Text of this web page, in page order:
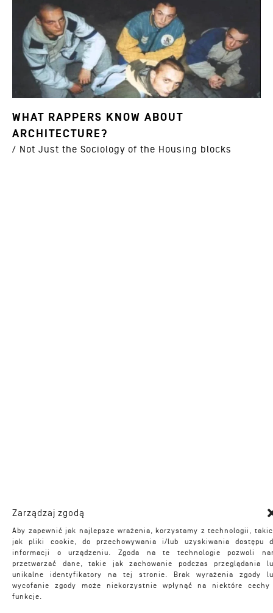
Zarządzaj zgodą
Aby zapewnić jak najlepsze wrażenia, korzystamy z technologii,
jak pliki cookie, do przechowywania i/lub uzyskiwania dostępu
informacji o urządzeniu. Zgoda na te technologie pozwoli
przetwarzać dane, takie jak zachowanie podczas przeglądania
unikalne identyfikatory na tej stronie. Brak wyrażenia zgody
wycofanie zgody może niekorzystnie wpłynąć na niektóre
funkcje.
WHAT RAPPERS KNOW ABOUT
ARCHITECTURE?
/ Not Just the Sociology of the Housing blocks